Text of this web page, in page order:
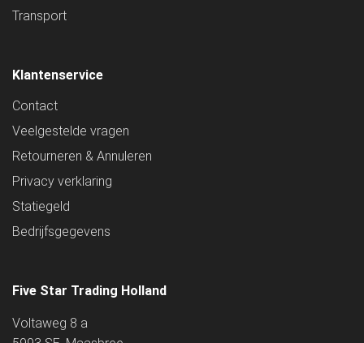
Transport
Klantenservice
Contact
Veelgestelde vragen
Retourneren & Annuleren
Privacy verklaring
Statiegeld
Bedrijfsgegevens
Five Star Trading Holland
Voltaweg 8 a